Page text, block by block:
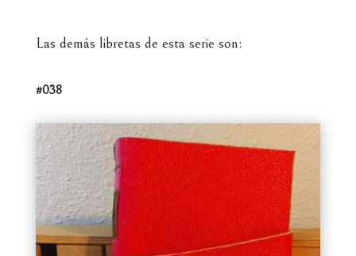
Las demás libretas de esta serie son:
#038